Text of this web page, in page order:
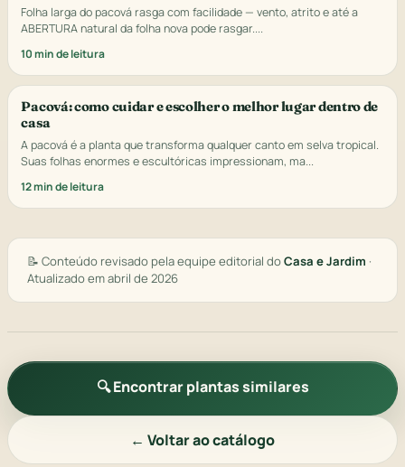
Folha larga do pacová rasga com facilidade — vento, atrito e até a
ABERTURA natural da folha nova pode rasgar....
10 min de leitura
Pacová: como cuidar e escolher o melhor lugar dentro de
casa
A pacová é a planta que transforma qualquer canto em selva tropical.
Suas folhas enormes e escultóricas impressionam, ma...
12 min de leitura
📝 Conteúdo revisado pela equipe editorial doCasa e Jardim ·
Atualizado em abril de 2026
🔍 Encontrar plantas similares
← Voltar ao catálogo